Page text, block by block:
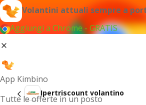
Volantini attuali sempre a
Aggiungi a Chrome - GRATIS
App Kimbino
Tutte le offerte in un posto
Ipertriscount volantino